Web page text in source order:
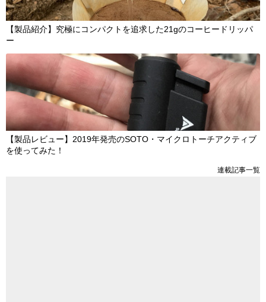
【製品紹介】究極にコンパクトを追求した21gのコーヒードリッパ
ー
【製品レビュー】2019年発売のSOTO・マイクロトーチアクティブ
を使ってみた！
連載記事一覧